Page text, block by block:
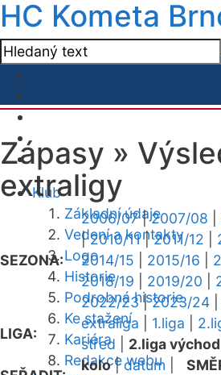
HC Kometa
Klub
Základní údaje
Vedení a kontakty
Logo
Historie
Podrobná historie
Ke stažení
Kariéra
Redakce webu
Zápasy »
extraligy
SEZONA:
2006/07|2007/08
|2010/11|2011/12
2014/15
2015/16
2018/19
2019/20
2022/23|2023/24
LIGA:
extraliga 1.liga
střed
2.liga východ
kolo|datum